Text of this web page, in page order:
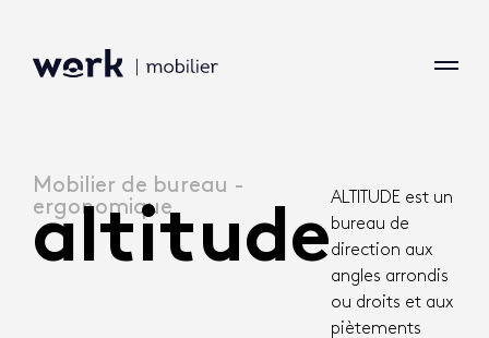
Mobilier de bureau -
ergonomique
altitude
ALTITUDE est un
bureau de
direction aux
angles arrondis
ou droits et aux
piètements